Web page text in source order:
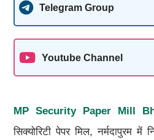
Telegram Group
Youtube Channel
MP Security Paper Mill
सिक्योरिटी पेपर मिल, नर्मदापुरम में